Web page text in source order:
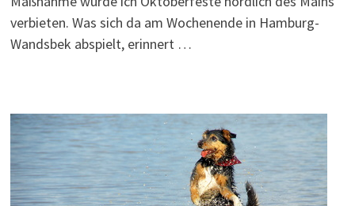
verbieten. Was sich da am Wochenende in Hamburg-
Wandsbek abspielt, erinnert …